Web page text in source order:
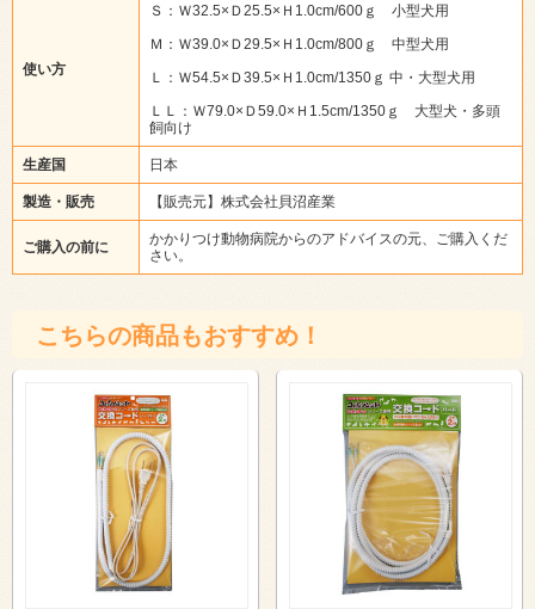
使い方
Ｓ：Ｗ32.5×Ｄ25.5×Ｈ1.0cm/600ｇ 小型犬用
Ｍ：Ｗ39.0×Ｄ29.5×Ｈ1.0cm/800ｇ 中型犬用
Ｌ：Ｗ54.5×Ｄ39.5×Ｈ1.0cm/1350ｇ 中・大型犬用
ＬＬ：Ｗ79.0×Ｄ59.0×Ｈ1.5cm/1350ｇ 大型犬・多頭
飼向け
生産国 日本
製造・販売 【販売元】株式会社貝沼産業
ご購入の前に
かかりつけ動物病院からのアドバイスの元、ご購入くだ
さい。
こちらの商品もおすすめ！